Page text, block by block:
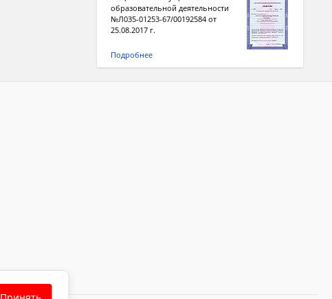
образовательной деятельности
№Л035-01253-67/00192584 от
25.08.2017 г.
Подробнее